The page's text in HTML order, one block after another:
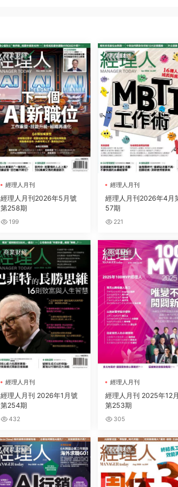
商業财經
經理人月刊
經理人月刊2026年5月號
第258期
199
商業财經
經理人月刊
經理人月刊2026年4月
57期
221
商業财經
經理人月刊
經理人月刊 2026年1月號
第254期
432
商業财經
經理人月刊
經理人月刊 2025年12
第253期
305
商業财經 商業财經